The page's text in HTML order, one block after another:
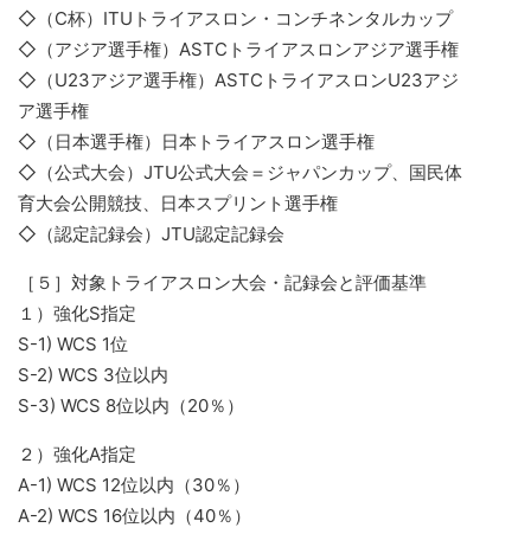
◇（C杯）ITUトライアスロン・コンチネンタルカップ
◇（アジア選手権）ASTCトライアスロンアジア選手権
◇（U23アジア選手権）ASTCトライアスロンU23アジ
ア選手権
◇（日本選手権）日本トライアスロン選手権
◇（公式大会）JTU公式大会＝ジャパンカップ、国民体
育大会公開競技、日本スプリント選手権
◇（認定記録会）JTU認定記録会
［５］対象トライアスロン大会・記録会と評価基準
１）強化S指定
S-1) WCS 1位
S-2) WCS 3位以内
S-3) WCS 8位以内（20％）
２）強化A指定
A-1) WCS 12位以内（30％）
A-2) WCS 16位以内（40％）